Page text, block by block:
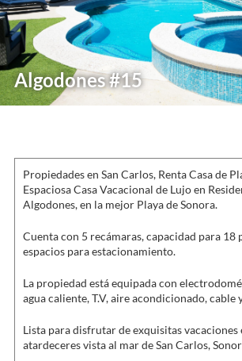
Algodones #15
Propiedades en San Carlos, Renta Casa de
Espaciosa Casa Vacacional de Lujo en
Algodones, en la mejor Playa de Sonora.
Cuenta con 5 recámaras, capacidad para 18
espacios para estacionamiento.
La propiedad está equipada con
agua caliente, T.V, aire acondicionado, cable
Lista para disfrutar de exquisitas vacaciones
atardeceres vista al mar de San Carlos,